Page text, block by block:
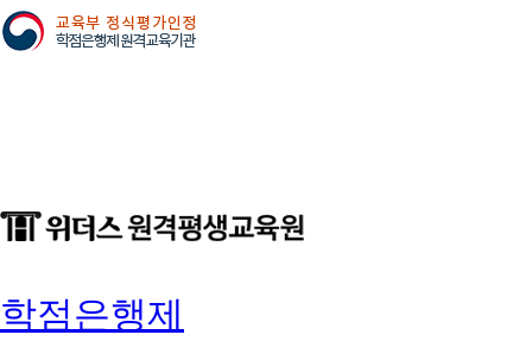
학점은행제